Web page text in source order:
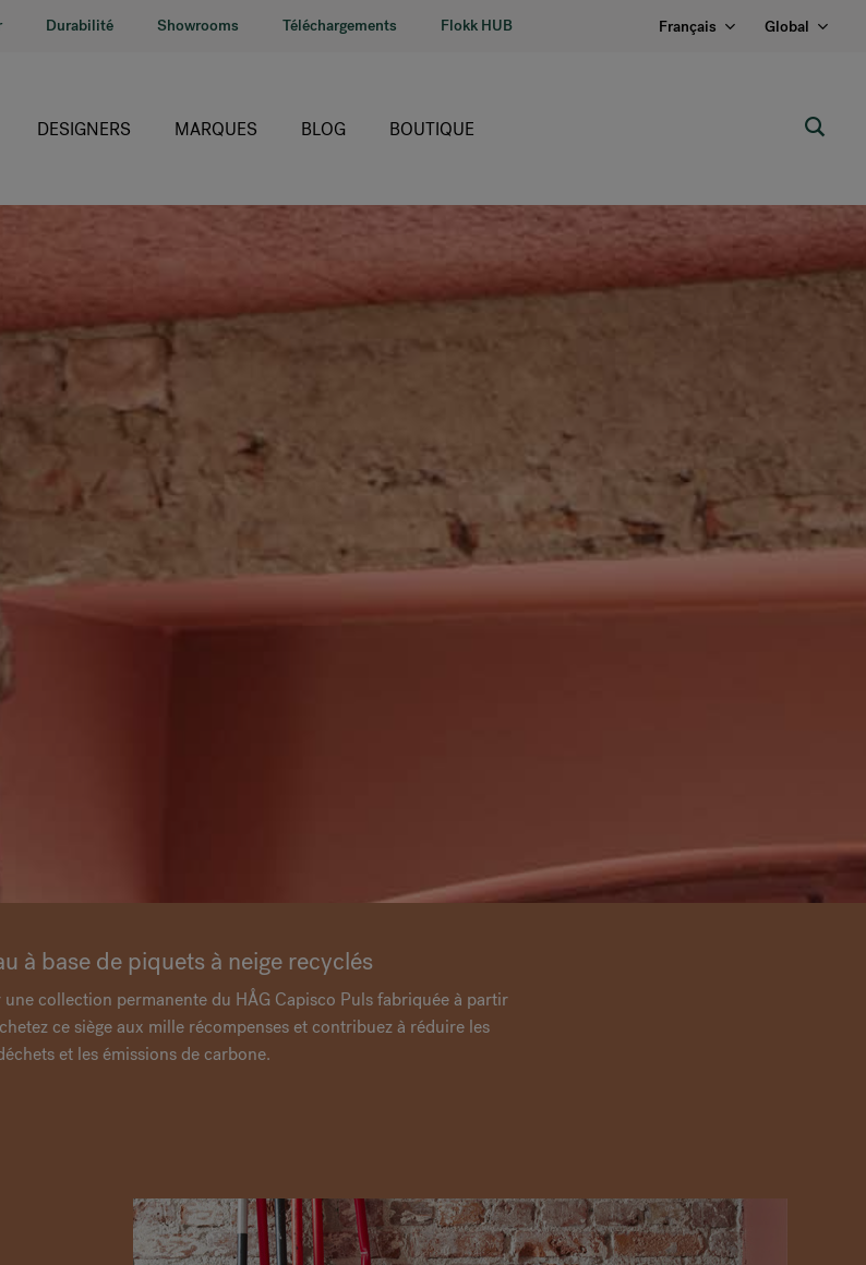
Durabilité Showrooms Téléchargements Flokk HUB Français Global
DESIGNERS MARQUES
Giroflex
Profim
Offecct
Connection
9to5 Seating
VIA Seating
BLOG BOUTIQUE
à base de piquets à neige recyclés
collection permanente du HÅG Capisco Puls fabriquée à partir
ce siège aux mille récompenses et contribuez à réduire les
et les émissions de carbone.